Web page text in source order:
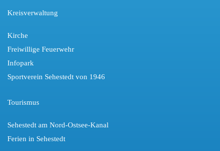
Kreisverwaltung
Kirche
Freiwillige Feuerwehr
Infopark
Sportverein Sehestedt von 1946
Tourismus
Sehestedt am Nord-Ostsee-Kanal
Ferien in Sehestedt